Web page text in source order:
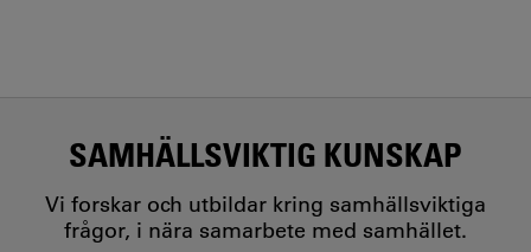
SAMHÄLLSVIKTIG KUNSKAP
Vi forskar och utbildar kring samhällsviktiga
frågor, i nära samarbete med samhället.